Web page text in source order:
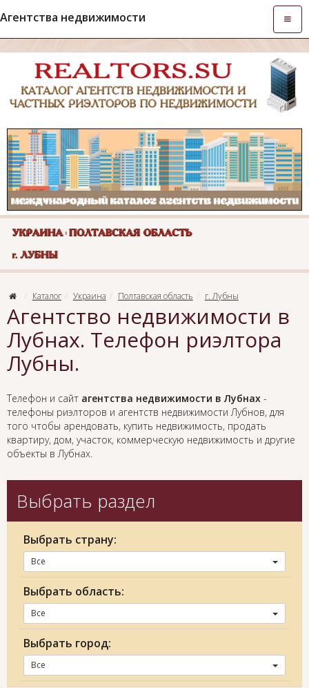
Агентства недвижимости
Каталог Украина Полтавская область г. Лубны
Агентство недвижимости в
Лубнах. Телефон риэлтора
Лубны.
Телефон и сайт агентства недвижимости в Лубнах -
телефоны риэлторов и агентств недвижимости Лубнов, для
того чтобы арендовать, купить недвижимость, продать
квартиру, дом, участок, коммерческую недвижимость и другие
объекты в Лубнах.
Выбрать раздел
Выбрать страну:
Все
Выбрать область:
Все
Выбрать город:
Все